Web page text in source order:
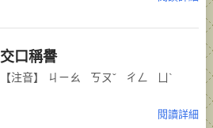
交口稱譽
【注音】 ㄐㄧㄠ ㄎㄡˇ ㄔㄥ ㄩˋ
閱讀詳細